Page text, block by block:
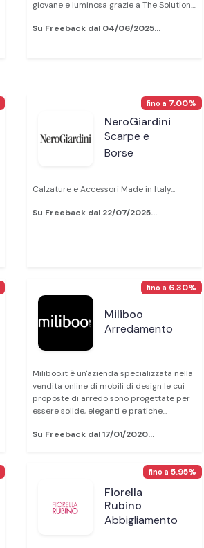
giovane e luminosa grazie a The Solution....
Su Freeback dal 04/06/2025...
NeroGiardini
Scarpe e
Borse
Calzature e Accessori Made in Italy...
Su Freeback dal 22/07/2025...
fino a 7.00%
Miliboo
Arredamento
Miliboo.it è un'azienda specializzata nella
vendita online di mobili di design le cui
proposte di arredo sono progettate per
essere solide, eleganti e pratiche...
Su Freeback dal 17/01/2020...
fino a 6.30%
Fiorella
Rubino
Abbigliamento
fino a 5.95%